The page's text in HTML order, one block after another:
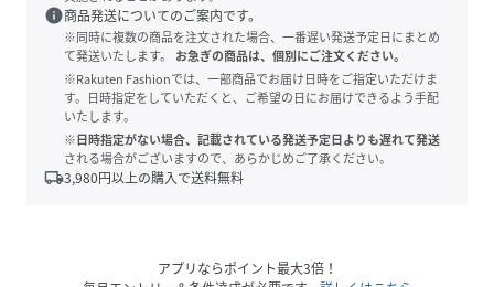
info商品発送についてのご案内です。
※同時に複数の商品を注文された場合、一番遅い発送予定日にまとめ
て発送いたします。
お急ぎの商品は、個別にご注文ください。
※Rakuten Fashionでは、一部商品でお届け日時をご指定いただけま
す。日時指定をしていただくと、ご希望の日にお届けできるよう手配
いたします。
※日時指定がない場合、記載されている発送予定日よりも遅れて発送
される場合がございますので、あらかじめご了承ください。
local_shipping3,980円以上の購入で送料無料
アプリならポイント最大3倍！